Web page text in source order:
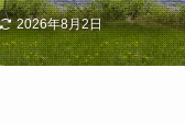
2026年8月2日